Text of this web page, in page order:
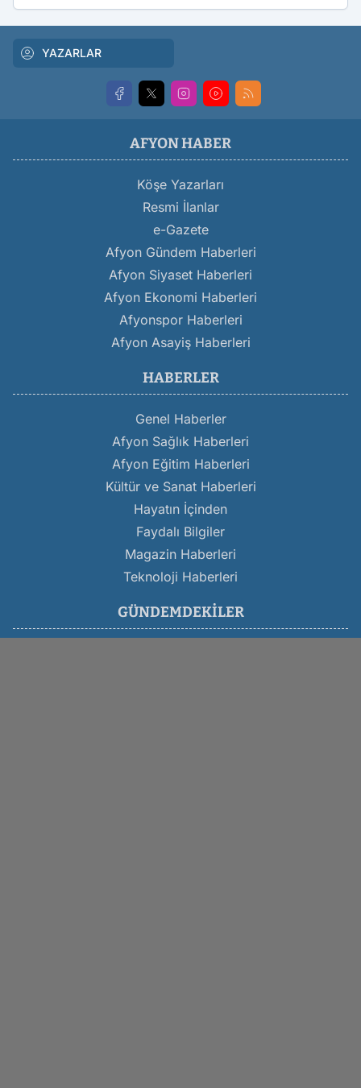
YAZARLAR
AFYON HABER
Köşe Yazarları
Resmi İlanlar
e-Gazete
Afyon Gündem Haberleri
Afyon Siyaset Haberleri
Afyon Ekonomi Haberleri
Afyonspor Haberleri
Afyon Asayiş Haberleri
HABERLER
Genel Haberler
Afyon Sağlık Haberleri
Afyon Eğitim Haberleri
Kültür ve Sanat Haberleri
Hayatın İçinden
Faydalı Bilgiler
Magazin Haberleri
Teknoloji Haberleri
GÜNDEMDEKILER